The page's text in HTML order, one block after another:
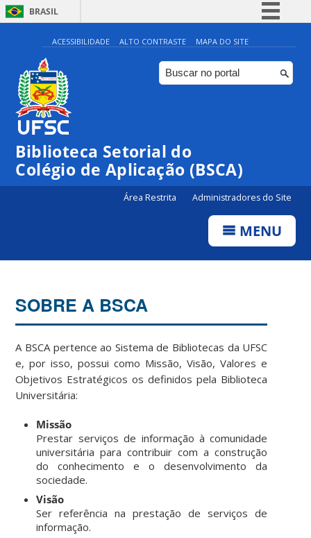
BRASIL
Simplifique!
Comunica BR
Participe
ACESSIBILIDADE ALTO CONTRASTE MAPA DO SITE
Biblioteca Setorial do
Colégio de Aplicação (BSCA)
Área Restrita Administradores do Site
MENU
SOBRE A BSCA
A BSCA pertence ao Sistema de Bibliotecas da UFSC
e, por isso, possui como Missão, Visão, Valores e
Objetivos Estratégicos os definidos pela Biblioteca
Universitária:
Missão
Prestar serviços de informação à comunidade
universitária para contribuir com a construção
do conhecimento e o desenvolvimento da
sociedade.
Visão
Ser referência na prestação de serviços de
informação.